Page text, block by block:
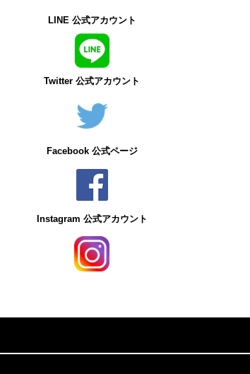
LINE 公式アカウント
Twitter 公式アカウント
Facebook 公式ページ
Instagram 公式アカウント